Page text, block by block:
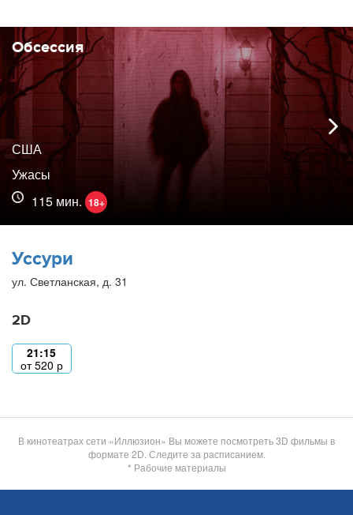
Обсессия
США
Ужасы
115 мин. 18+
Уссури
ул. Светланская, д. 31
2D
21:15
от520 р
В кинотеатрах сети «Иллюзион» Вы можете посмотреть 3D фильмы в
формате 2D. Следите за расписанием.
* Рабочие материалы